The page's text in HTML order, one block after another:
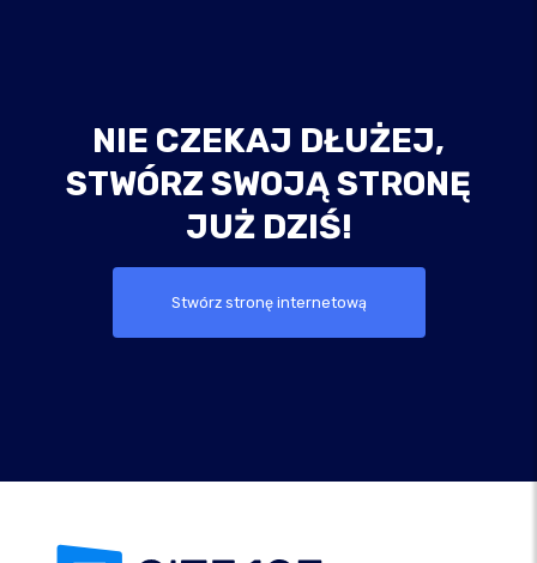
NIE CZEKAJ DŁUŻEJ,
STWÓRZ SWOJĄ STRONĘ
JUŻ DZIŚ!
Stwórz stronę internetową